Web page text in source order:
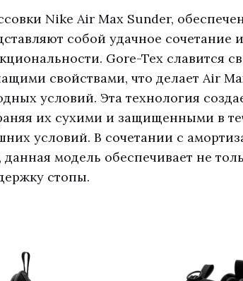
Nike Air Max Sunder,
собой удачное
Gore-Tex славится
свойствами, что делает Air
условий. Эта технология
их сухими и защищенными в
условий. В сочетании с
данная модель обеспечивает не
стопы.